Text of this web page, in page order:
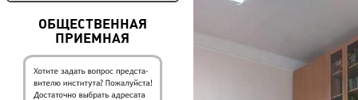
ОБЩЕСТВЕННАЯ
ПРИЕМНАЯ